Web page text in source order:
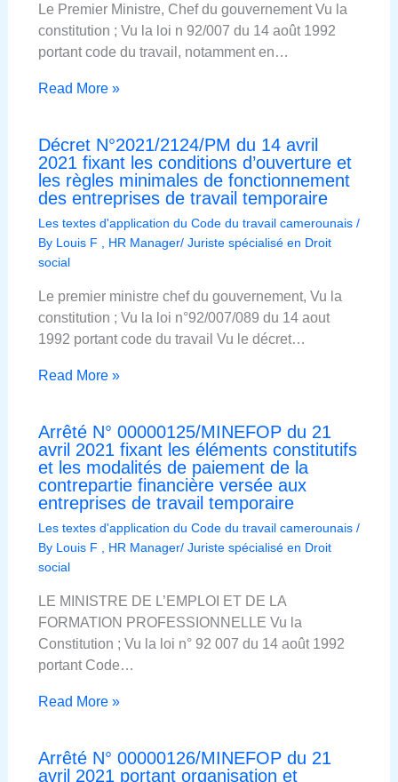
Le Premier Ministre, Chef du gouvernement Vu la
constitution ; Vu la loi n 92/007 du 14 août 1992
portant code du travail, notamment en…
Read More »
Décret N°2021/2124/PM du 14 avril
2021 fixant les conditions d’ouverture et
les règles minimales de fonctionnement
des entreprises de travail temporaire
Les textes d'application du Code du travail camerounais/
By Louis F , HR Manager/ Juriste spécialisé en Droit
social
Le premier ministre chef du gouvernement, Vu la
constitution ; Vu la loi n°92/007/089 du 14 aout
1992 portant code du travail Vu le décret…
Read More »
Arrêté N° 00000125/MINEFOP du 21
avril 2021 fixant les éléments constitutifs
et les modalités de paiement de la
contrepartie financière versée aux
entreprises de travail temporaire
Les textes d'application du Code du travail camerounais/
By Louis F , HR Manager/ Juriste spécialisé en Droit
social
LE MINISTRE DE L’EMPLOI ET DE LA
FORMATION PROFESSIONNELLE Vu la
Constitution ; Vu la loi n° 92 007 du 14 août 1992
portant Code…
Read More »
Arrêté N° 00000126/MINEFOP du 21
avril 2021 portant organisation et